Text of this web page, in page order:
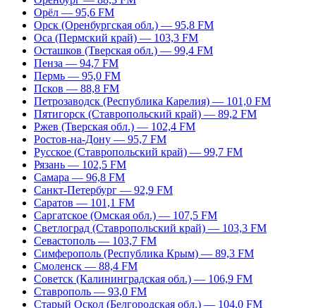
Орёл — 95,6 FM
Орск (Оренбургская обл.) — 95,8 FM
Оса (Пермский край) — 103,3 FM
Осташков (Тверская обл.) — 99,4 FM
Пенза — 94,7 FM
Пермь — 95,0 FM
Псков — 88,8 FM
Петрозаводск (Республика Карелия) — 101,0 FM
Пятигорск (Ставропольский край) — 89,2 FM
Ржев (Тверская обл.) — 102,4 FM
Ростов-на-Дону — 95,7 FM
Русское (Ставропольский край) — 99,7 FM
Рязань — 102,5 FM
Самара — 96,8 FM
Санкт-Петербург — 92,9 FM
Саратов — 101,1 FM
Саргатское (Омская обл.) — 107,5 FM
Светлоград (Ставропольский край) — 103,3 FM
Севастополь — 103,7 FM
Симферополь (Республика Крым) — 89,3 FM
Смоленск — 88,4 FM
Советск (Калининградская обл.) — 106,9 FM
Ставрополь — 93,0 FM
Старый Оскол (Белгородская обл.) — 104,0 FM